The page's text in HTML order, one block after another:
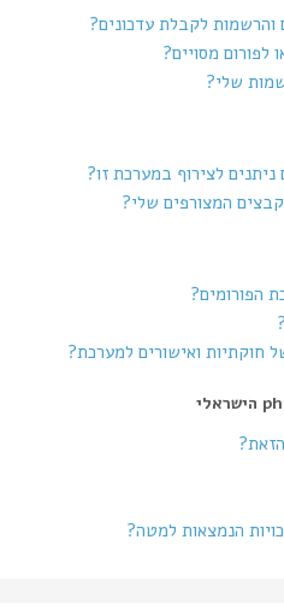
לקבלת עדכונים?
לפורום מסויים?
שלי?
לצירוף במערכת זו?
המצורפים שלי?
הפורומים?
חוקתיות ואישורים למערכת?
הנמצאות למטה?